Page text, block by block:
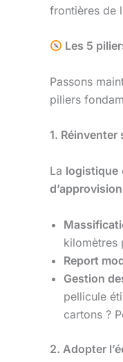
frontières de
Les 5
Passons
piliers
1.
La logistique
kilomètres
Report
Gestion
pellicule
cartons ?
2. Adopter